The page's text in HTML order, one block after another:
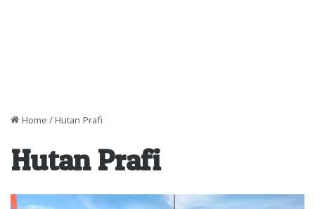
Home / Hutan Prafi
Hutan Prafi